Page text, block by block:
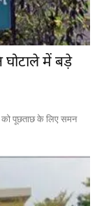
घोटाले में बड़े
को पूछताछ के लिए समन